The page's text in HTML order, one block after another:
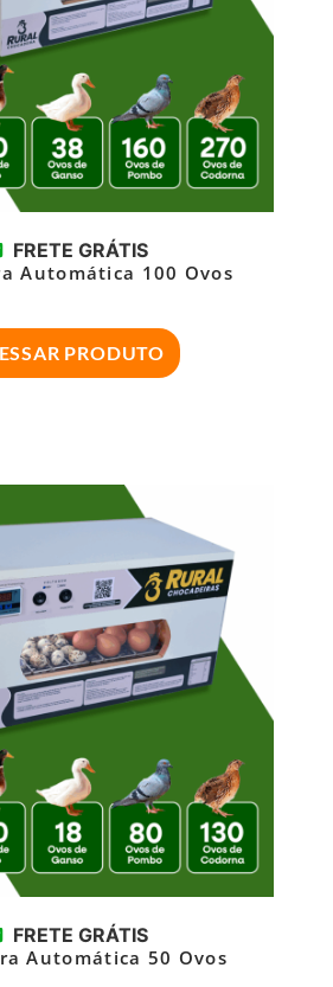
FRETE GRÁTIS
Automática 100 Ovos
PRODUTO
FRETE GRÁTIS
Automática 50 Ovos